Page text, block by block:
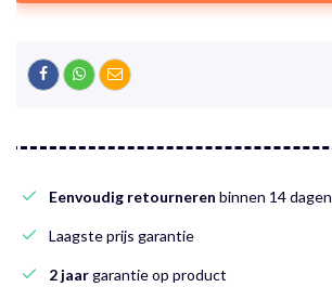
Eenvoudig retourneren binnen 14 dagen
Laagste prijs garantie
2 jaargarantie op product